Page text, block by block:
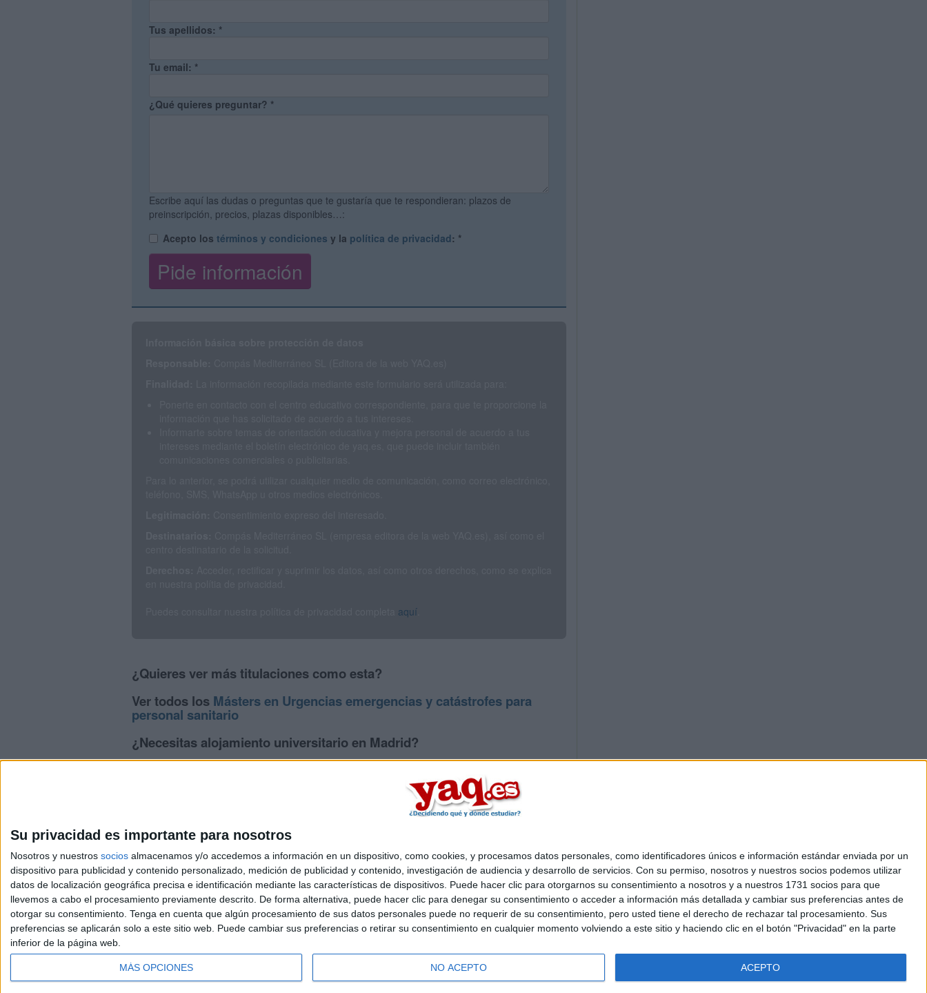
Su privacidad es importante para nosotros
Nosotros y nuestros socios almacenamos y/o accedemos a información en un dispositivo, como cookies, y procesamos datos personales, como identificadores únicos e información estándar enviada por un
dispositivo para publicidad y contenido personalizado, medición de publicidad y contenido, investigación de audiencia y desarrollo de servicios. Con su permiso, nosotros y nuestros socios podemos utilizar
datos de localización geográfica precisa e identificación mediante las características de dispositivos. Puede hacer clic para otorgarnos su consentimiento a nosotros y a nuestros 1731 socios para que
llevemos a cabo el procesamiento previamente descrito. De forma alternativa, puede hacer clic para denegar su consentimiento o acceder a información más detallada y cambiar sus preferencias antes de
otorgar su consentimiento. Tenga en cuenta que algún procesamiento de sus datos personales puede no requerir de su consentimiento, pero usted tiene el derecho de rechazar tal procesamiento. Sus
preferencias se aplicarán solo a este sitio web. Puede cambiar sus preferencias o retirar su consentimiento en cualquier momento volviendo a este sitio y haciendo clic en el botón "Privacidad" en la parte
inferior de la página web.
MÁS OPCIONES NO ACEPTO ACEPTO
Tus apellidos: *
Tu email: *
¿Qué quieres preguntar? *
Escribe aquí las dudas o preguntas que te gustaría que te respondieran: plazos de
preinscripción, precios, plazas disponibles…:
Acepto los términos y condiciones y la política de privacidad: *
aquí
¿Quieres ver más titulaciones como esta?
Ver todos los Másters en Urgencias emergencias y catástrofes para
personal sanitario
¿Necesitas alojamiento universitario en Madrid?
>> Residencias de estudiantes y colegios mayores en Madrid
Quiénes somos|Contactar|Anúnciate
Aviso legal|Politica de privacidad|Condiciones generales|Política de cookies
© 2003-2026Compás Mediterráneo S.L.- Diego de León 47 - 28006 Madrid [ESPAÑA] - Tel. +34 91 593 2767